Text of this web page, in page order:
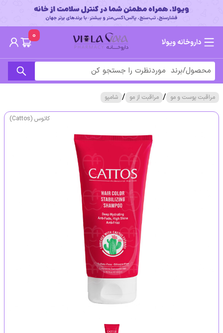
داروخانه ویولا
0
مراقبت پوست و مو / مراقبت از مو / شامپو
کاتوس (Cattos)